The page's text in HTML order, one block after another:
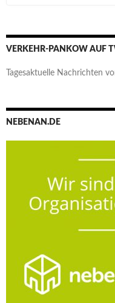
VERKEHR-PANKOW AUF
Tagesaktuelle Nachrichten
NEBENAN.DE